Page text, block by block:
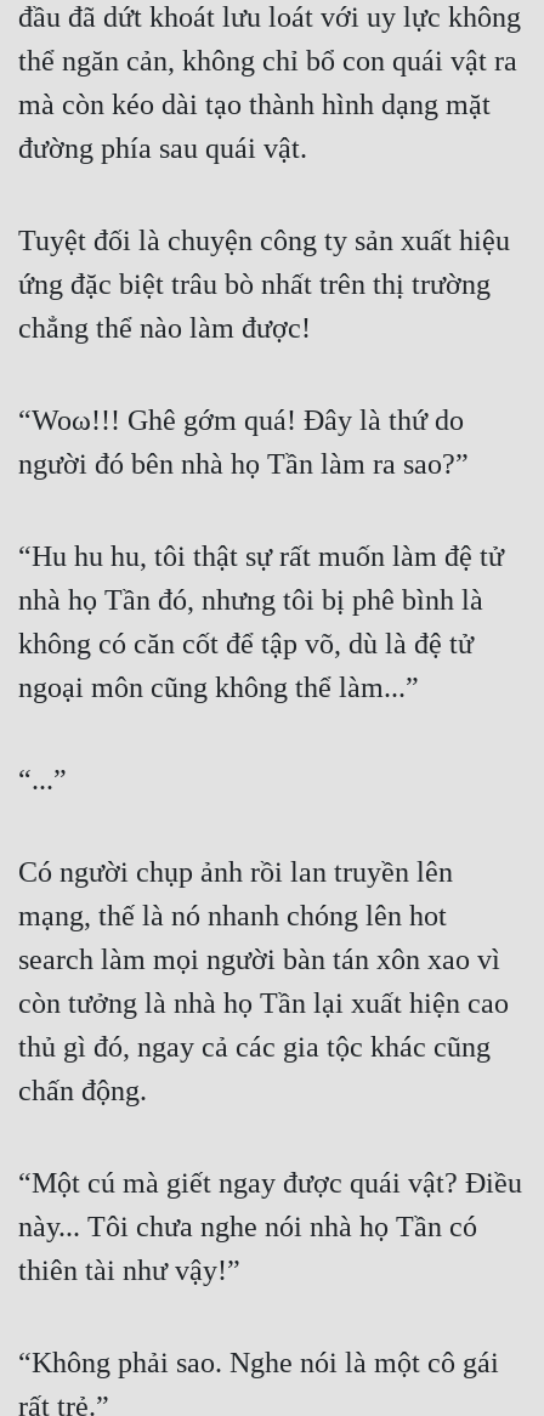
đầu đã dứt khoát lưu loát với uy lực không
thể ngăn cản, không chỉ bổ con quái vật ra
mà còn kéo dài tạo thành hình dạng mặt
đường phía sau quái vật.
Tuyệt đối là chuyện công ty sản xuất hiệu
ứng đặc biệt trâu bò nhất trên thị trường
chẳng thể nào làm được!
“Woω!!! Ghê gớm quá! Đây là thứ do
người đó bên nhà họ Tần làm ra sao?”
“Hu hu hu, tôi thật sự rất muốn làm đệ tử
nhà họ Tần đó, nhưng tôi bị phê bình là
không có căn cốt để tập võ, dù là đệ tử
ngoại môn cũng không thể làm...”
“...”
Có người chụp ảnh rồi lan truyền lên
mạng, thế là nó nhanh chóng lên hot
search làm mọi người bàn tán xôn xao vì
còn tưởng là nhà họ Tần lại xuất hiện cao
thủ gì đó, ngay cả các gia tộc khác cũng
chấn động.
“Một cú mà giết ngay được quái vật? Điều
này... Tôi chưa nghe nói nhà họ Tần có
thiên tài như vậy!”
“Không phải sao. Nghe nói là một cô gái
rất trẻ.”